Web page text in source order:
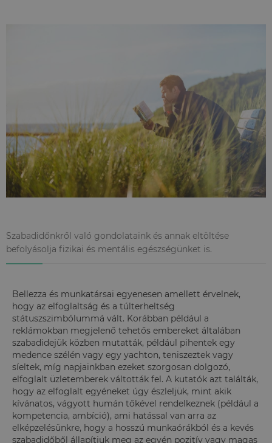
Szabadidőnkről való gondolataink és annak eltöltése
befolyásolja fizikai és mentális egészségünket is.
Bellezza és munkatársai egyenesen amellett érvelnek,
hogy az elfoglaltság és a túlterheltség
státuszszimbólummá vált. Korábban például a
reklámokban megjelenő tehetős embereket általában
szabadidejük közben mutatták, például pihentek egy
medence szélén vagy egy yachton, teniszeztek vagy
síeltek, míg napjainkban ezeket szorgosan dolgozó,
elfoglalt üzletemberek váltották fel. A kutatók azt találták,
hogy az elfoglalt egyéneket úgy észleljük, mint akik
kívánatos, vágyott humán tőkével rendelkeznek (például a
kompetencia, ambíció), ami hatással van arra az
elképzelésünkre, hogy a hosszú munkaórákból és a kevés
szabadidőből állapítjuk meg az egyén pozitív vagy magas